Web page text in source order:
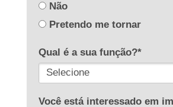
Não
Pretendo me tornar
Qual é a sua função?*
Você está interessado em